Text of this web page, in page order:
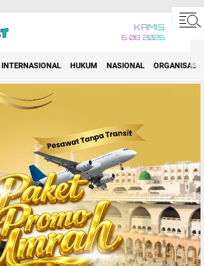
KAMIS
6 08 2026
INTERNASIONAL HUKUM NASIONAL ORGANISASI